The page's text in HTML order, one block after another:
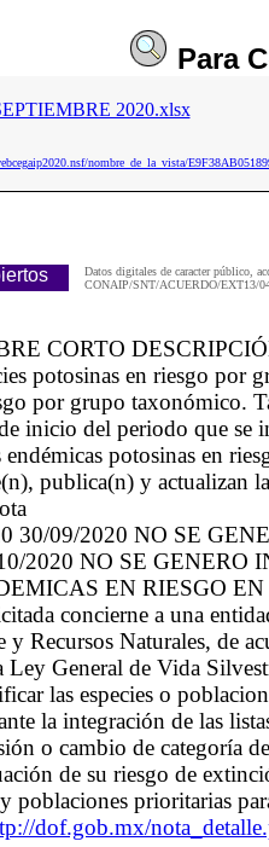
Para
2020.xlsx
nombre_de_la_vista/
Datos digitales de caracter público,
CONAIP/SNT/ACUERDO/EXT13/
CORTO
potosinas en riesgo
por grupo taxonómico.
inicio del periodo que se
endémicas potosinas en
publica(n) y actualizan
30/09/2020 NO SE
2020 NO SE
EN RIESGO
concierne a una
Recursos Naturales, de
Ley General de Vida
las especies o
la integración de las
o cambio de categoría
de su riesgo de
poblaciones prioritarias
dof.gob.mx/